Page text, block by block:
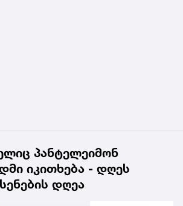
პანტელეიმონ
იკითხება - დღეს
დღეა